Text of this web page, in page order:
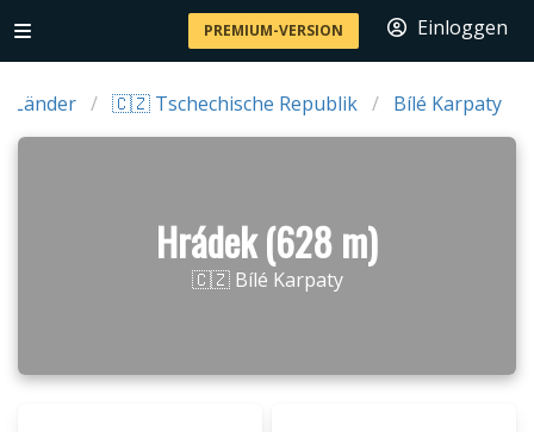
PREMIUM-VERSION Einloggen
Länder 🇨🇿 Tschechische Republik Bílé Karpaty
Hrádek (628 m)
🇨🇿 Bílé Karpaty